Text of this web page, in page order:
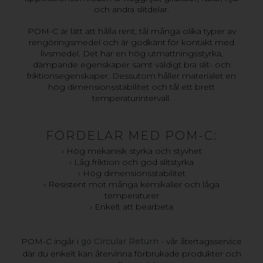
och andra slitdelar.
POM-C är lätt att hålla rent, tål många olika typer av
rengöringsmedel och är godkänt för kontakt med
livsmedel. Det har en hög utmattningsstyrka,
dämpande egenskaper samt väldigt bra slit- och
friktionsegenskaper. Dessutom håller materialet en
hög dimensionsstabilitet och tål ett brett
temperaturintervall.
FÖRDELAR MED POM-C:
› Hög mekanisk styrka och styvhet
› Låg friktion och god slitstyrka
› Hög dimensionsstabilitet
› Resistent mot många kemikalier och låga
temperaturer
› Enkelt att bearbeta
POM-C ingår i go Circular Return - vår återtagsservice
där du enkelt kan återvinna förbrukade produkter och